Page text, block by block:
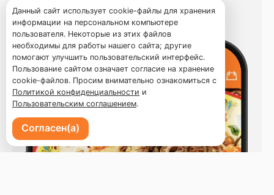
Данный сайт использует cookie-файлы для хранения
информации на персональном компьютере
пользователя. Некоторые из этих файлов
необходимы для работы нашего сайта; другие
помогают улучшить пользовательский интерфейс.
Пользование сайтом означает согласие на хранение
cookie-файлов. Просим внимательно ознакомиться с
Политикой конфиденциальности и
Пользовательским соглашением.
Согласен(а)